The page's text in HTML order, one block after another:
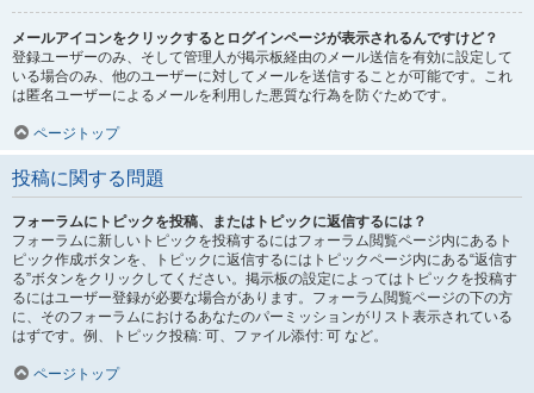
メールアイコンをクリックするとログインページが表示されるんですけど？
登録ユーザーのみ、そして管理人が掲示板経由のメール送信を有効に設定して
いる場合のみ、他のユーザーに対してメールを送信することが可能です。これ
は匿名ユーザーによるメールを利用した悪質な行為を防ぐためです。
ページトップ
投稿に関する問題
フォーラムにトピックを投稿、またはトピックに返信するには？
フォーラムに新しいトピックを投稿するにはフォーラム閲覧ページ内にあるト
ピック作成ボタンを、トピックに返信するにはトピックページ内にある“返信す
る”ボタンをクリックしてください。掲示板の設定によってはトピックを投稿す
るにはユーザー登録が必要な場合があります。フォーラム閲覧ページの下の方
に、そのフォーラムにおけるあなたのパーミッションがリスト表示されている
はずです。例、トピック投稿: 可、ファイル添付: 可 など。
ページトップ